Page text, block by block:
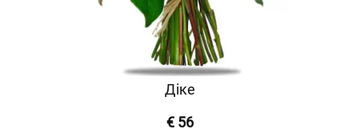
Діке
€ 56